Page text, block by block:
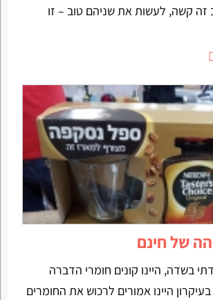
זה קשה, לעשות את שניהם טוב – זו
של חינם
בשדה, היינו קונים חומרי הדברה
היינו אמורים לרכוש את החומרים